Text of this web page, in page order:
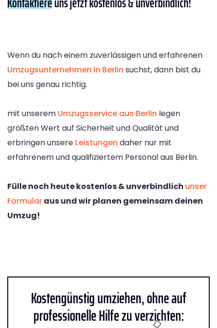
Wenn du nach einem zuverlässigen und erfahrenen
Umzugsunternehmen in Berlin suchst, dann bist du
bei uns genau richtig.
mit unserem Umzugsservice aus Berlin legen
größten Wert auf Sicherheit und Qualität und
erbringen unsere Leistungen daher nur mit
erfahrenem und qualifiziertem Personal aus Berlin.
Fülle noch heute kostenlos & unverbindlich unser
Formularaus und wir planen gemeinsam deinen
Umzug!
Kostengünstig umziehen, ohne auf
professionelle Hilfe zu verzichten: